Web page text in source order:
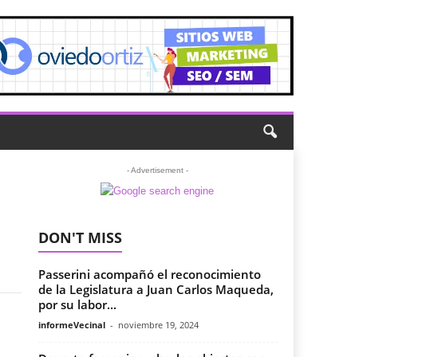
- Advertisement -
DON'T MISS
Passerini acompañó el reconocimiento
de la Legislatura a Juan Carlos Maqueda,
por su labor...
informeVecinal - noviembre 19, 2024